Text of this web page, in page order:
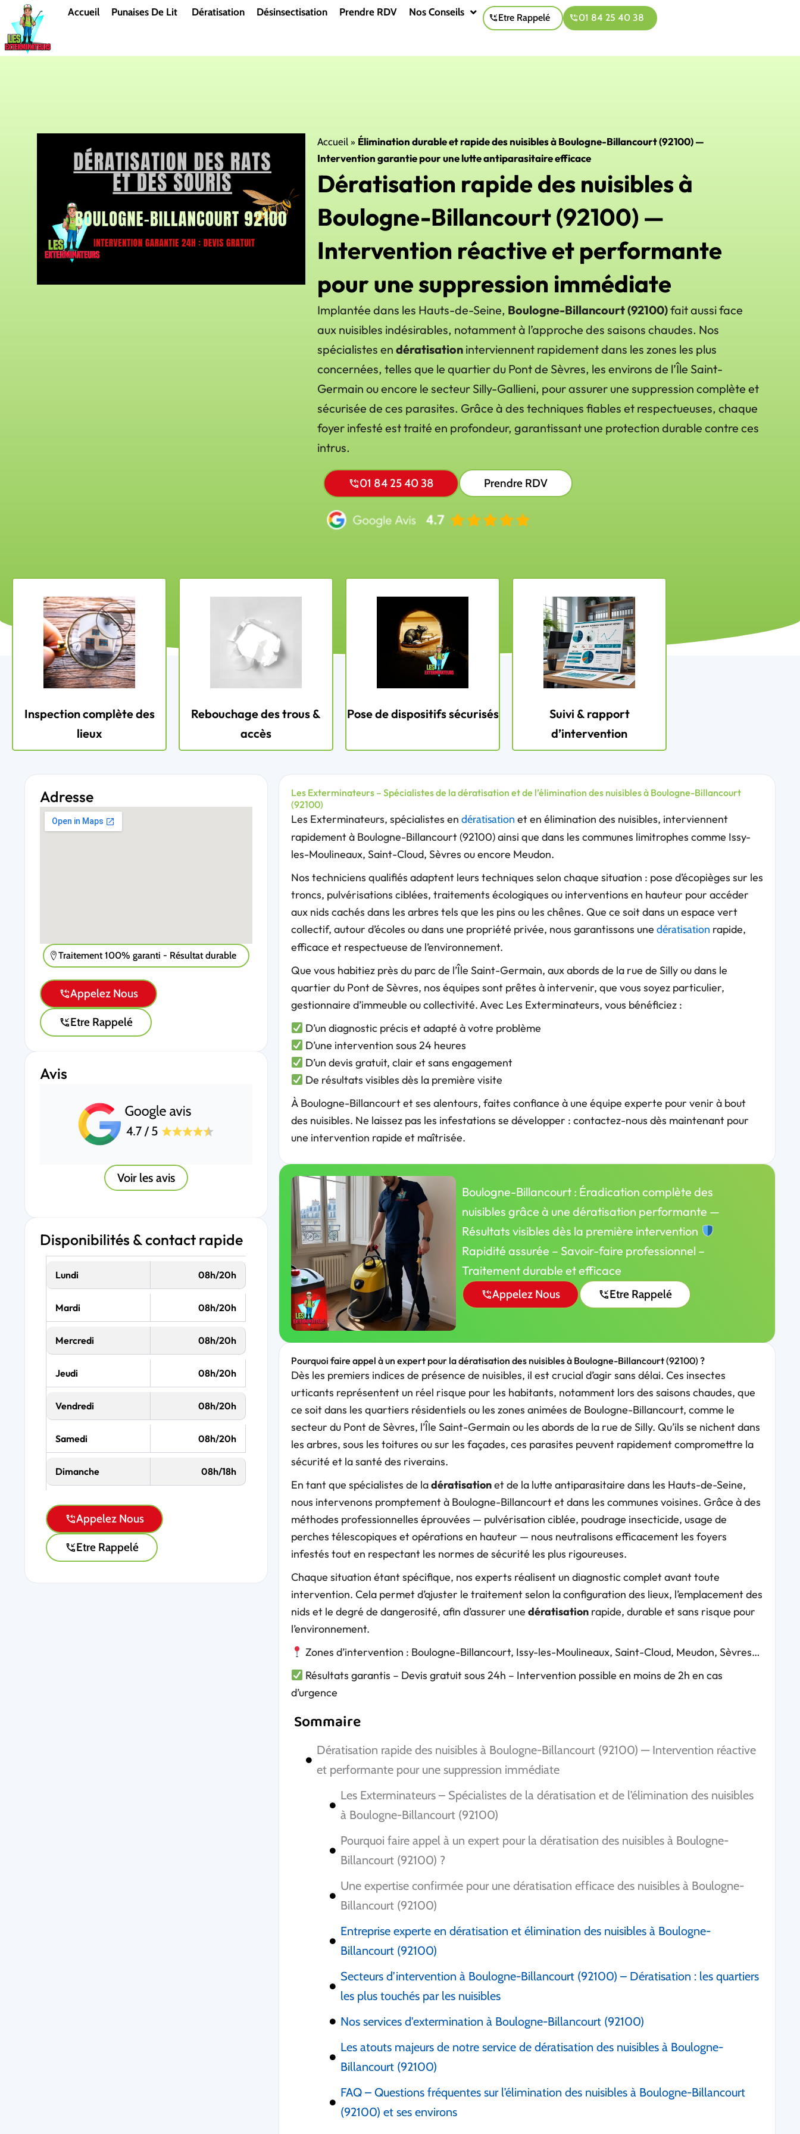
contenu
Accueil Punaises De Lit Dératisation Désinsectisation Prendre RDV Nos Conseils Etre Rappelé 01 84 25 40 38
Accueil » Élimination durable et rapide des nuisibles à Boulogne-Billancourt (92100) —
Intervention garantie pour une lutte antiparasitaire efficace
Dératisation rapide des nuisibles à
Boulogne-Billancourt (92100) —
Intervention réactive et performante
pour une suppression immédiate
Implantée dans les Hauts-de-Seine, Boulogne-Billancourt (92100)fait aussi face
aux nuisibles indésirables, notamment à l’approche des saisons chaudes. Nos
spécialistes endératisation interviennent rapidement dans les zones les plus
concernées, telles que le quartier du Pont de Sèvres, les environs de l’Île Saint-
Germain ou encore le secteur Silly-Gallieni, pour assurer une suppression complète et
sécurisée de ces parasites. Grâce à des techniques fiables et respectueuses, chaque
foyer infesté est traité en profondeur, garantissant une protection durable contre ces
intrus.
01 84 25 40 38 Prendre RDV
Inspection complète des
lieux
Rebouchage des trous &
accès
Pose de dispositifs sécurisés
Suivi & rapport
d’intervention
Adresse
Traitement 100% garanti - Résultat durable
Appelez Nous
Etre Rappelé
Avis
Voir les avis
Disponibilités & contact rapide
Lundi 08h/20h
Mardi 08h/20h
Mercredi 08h/20h
Jeudi 08h/20h
Vendredi 08h/20h
Samedi 08h/20h
Dimanche 08h/18h
Appelez Nous
Etre Rappelé
Les Exterminateurs – Spécialistes de la dératisation et de l’élimination des nuisibles à Boulogne-Billancourt
(92100)
Les Exterminateurs, spécialistes en dératisation et en élimination des nuisibles, interviennent
rapidement à Boulogne-Billancourt (92100) ainsi que dans les communes limitrophes comme Issy-
les-Moulineaux, Saint-Cloud, Sèvres ou encore Meudon.
Nos techniciens qualifiés adaptent leurs techniques selon chaque situation : pose d’écopièges sur les
troncs, pulvérisations ciblées, traitements écologiques ou interventions en hauteur pour accéder
aux nids cachés dans les arbres tels que les pins ou les chênes. Que ce soit dans un espace vert
collectif, autour d’écoles ou dans une propriété privée, nous garantissons une dératisation rapide,
efficace et respectueuse de l’environnement.
Que vous habitiez près du parc de l’Île Saint-Germain, aux abords de la rue de Silly ou dans le
quartier du Pont de Sèvres, nos équipes sont prêtes à intervenir, que vous soyez particulier,
gestionnaire d’immeuble ou collectivité. Avec Les Exterminateurs, vous bénéficiez :
D’un diagnostic précis et adapté à votre problème
D’une intervention sous 24 heures
D’un devis gratuit, clair et sans engagement
De résultats visibles dès la première visite
À Boulogne-Billancourt et ses alentours, faites confiance à une équipe experte pour venir à bout
des nuisibles. Ne laissez pas les infestations se développer : contactez-nous dès maintenant pour
une intervention rapide et maîtrisée.
Boulogne-Billancourt : Éradication complète des
nuisibles grâce à une dératisation performante —
Résultats visibles dès la première intervention
Rapidité assurée – Savoir-faire professionnel –
Traitement durable et efficace
Appelez Nous Etre Rappelé
Pourquoi faire appel à un expert pour la dératisation des nuisibles à Boulogne-Billancourt (92100) ?
Dès les premiers indices de présence de nuisibles, il est crucial d’agir sans délai. Ces insectes
urticants représentent un réel risque pour les habitants, notamment lors des saisons chaudes, que
ce soit dans les quartiers résidentiels ou les zones animées de Boulogne-Billancourt, comme le
secteur du Pont de Sèvres, l’Île Saint-Germain ou les abords de la rue de Silly. Qu’ils se nichent dans
les arbres, sous les toitures ou sur les façades, ces parasites peuvent rapidement compromettre la
sécurité et la santé des riverains.
En tant que spécialistes de ladératisationet de la lutte antiparasitaire dans les Hauts-de-Seine,
nous intervenons promptement à Boulogne-Billancourt et dans les communes voisines. Grâce à des
méthodes professionnelles éprouvées — pulvérisation ciblée, poudrage insecticide, usage de
perches télescopiques et opérations en hauteur — nous neutralisons efficacement les foyers
infestés tout en respectant les normes de sécurité les plus rigoureuses.
Chaque situation étant spécifique, nos experts réalisent un diagnostic complet avant toute
intervention. Cela permet d’ajuster le traitement selon la configuration des lieux, l’emplacement des
nids et le degré de dangerosité, afin d’assurer une dératisationrapide, durable et sans risque pour
l’environnement.
Zones d’intervention : Boulogne-Billancourt, Issy-les-Moulineaux, Saint-Cloud, Meudon, Sèvres…
Résultats garantis – Devis gratuit sous 24h – Intervention possible en moins de 2h en cas
d’urgence
Sommaire
Dératisation rapide des nuisibles à Boulogne-Billancourt (92100) — Intervention réactive
et performante pour une suppression immédiate
Les Exterminateurs – Spécialistes de la dératisation et de l’élimination des nuisibles
à Boulogne-Billancourt (92100)
Pourquoi faire appel à un expert pour la dératisation des nuisibles à Boulogne-
Billancourt (92100) ?
Une expertise confirmée pour une dératisation efficace des nuisibles à Boulogne-
Billancourt (92100)
Entreprise experte en dératisation et élimination des nuisibles à Boulogne-
Billancourt (92100)
Secteurs d’intervention à Boulogne-Billancourt (92100) – Dératisation : les quartiers
les plus touchés par les nuisibles
Nos services d'extermination à Boulogne-Billancourt (92100)
Les atouts majeurs de notre service de dératisation des nuisibles à Boulogne-
Billancourt (92100)
FAQ – Questions fréquentes sur l’élimination des nuisibles à Boulogne-Billancourt
(92100) et ses environs